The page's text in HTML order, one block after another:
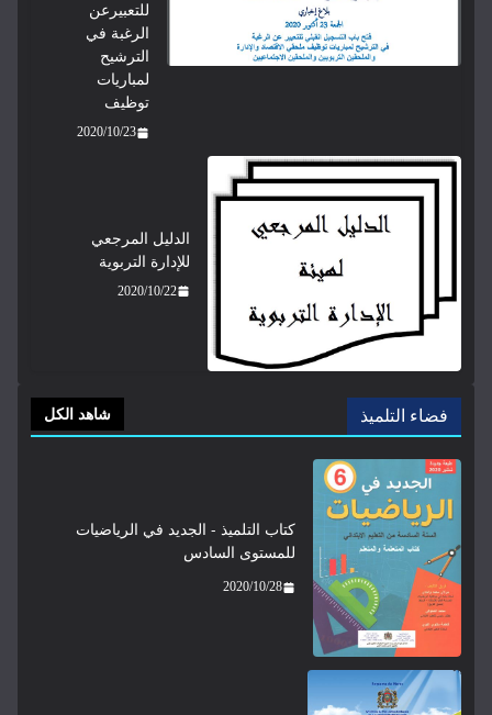
للتعبيرعن
الرغبة في
الترشيح
لمباريات
توظيف
2020/10/23
الدليل المرجعي
للإدارة التربوية
2020/10/22
فضاء التلميذ شاهد الكل
كتاب التلميذ - الجديد في الرياضيات
للمستوى السادس
2020/10/28